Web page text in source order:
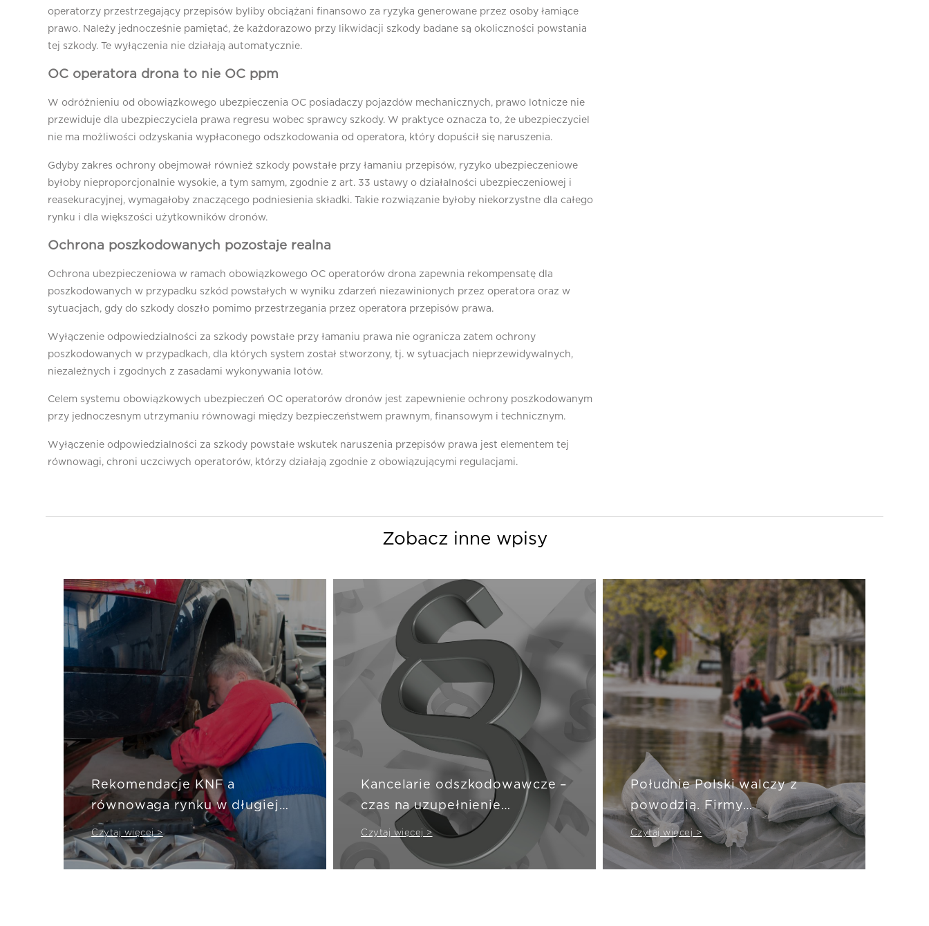
operatorzy przestrzegający przepisów byliby obciążani finansowo za ryzyka generowane przez osoby łamiące
prawo. Należy jednocześnie pamiętać, że każdorazowo przy likwidacji szkody badane są okoliczności powstania
tej szkody. Te wyłączenia nie działają automatycznie.
OC operatora drona to nie OC ppm
W odróżnieniu od obowiązkowego ubezpieczenia OC posiadaczy pojazdów mechanicznych, prawo lotnicze nie
przewiduje dla ubezpieczyciela prawa regresu wobec sprawcy szkody. W praktyce oznacza to, że ubezpieczyciel
nie ma możliwości odzyskania wypłaconego odszkodowania od operatora, który dopuścił się naruszenia.
Gdyby zakres ochrony obejmował również szkody powstałe przy łamaniu przepisów, ryzyko ubezpieczeniowe
byłoby nieproporcjonalnie wysokie, a tym samym, zgodnie z art. 33 ustawy o działalności ubezpieczeniowej i
reasekuracyjnej, wymagałoby znaczącego podniesienia składki. Takie rozwiązanie byłoby niekorzystne dla całego
rynku i dla większości użytkowników dronów.
Ochrona poszkodowanych pozostaje realna
Ochrona ubezpieczeniowa w ramach obowiązkowego OC operatorów drona zapewnia rekompensatę dla
poszkodowanych w przypadku szkód powstałych w wyniku zdarzeń niezawinionych przez operatora oraz w
sytuacjach, gdy do szkody doszło pomimo przestrzegania przez operatora przepisów prawa.
Wyłączenie odpowiedzialności za szkody powstałe przy łamaniu prawa nie ogranicza zatem ochrony
poszkodowanych w przypadkach, dla których system został stworzony, tj. w sytuacjach nieprzewidywalnych,
niezależnych i zgodnych z zasadami wykonywania lotów.
Celem systemu obowiązkowych ubezpieczeń OC operatorów dronów jest zapewnienie ochrony poszkodowanym
przy jednoczesnym utrzymaniu równowagi między bezpieczeństwem prawnym, finansowym i technicznym.
Wyłączenie odpowiedzialności za szkody powstałe wskutek naruszenia przepisów prawa jest elementem tej
równowagi, chroni uczciwych operatorów, którzy działają zgodnie z obowiązującymi regulacjami.
Zobacz inne wpisy
Rekomendacje KNF a
równowaga rynku w długiej
perspektywie
Czytaj więcej >
Kancelarie odszkodowawcze –
czas na uzupełnienie
brakującego ogniwa
konsumenckich regulacji
Czytaj więcej >
Południe Polski walczy z
powodzią. Firmy
jednogłośnie: likwidujemy
szkody nawet w ciągu
jednego dnia
Czytaj więcej >